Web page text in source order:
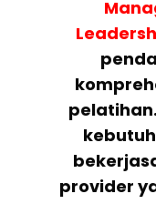
provider